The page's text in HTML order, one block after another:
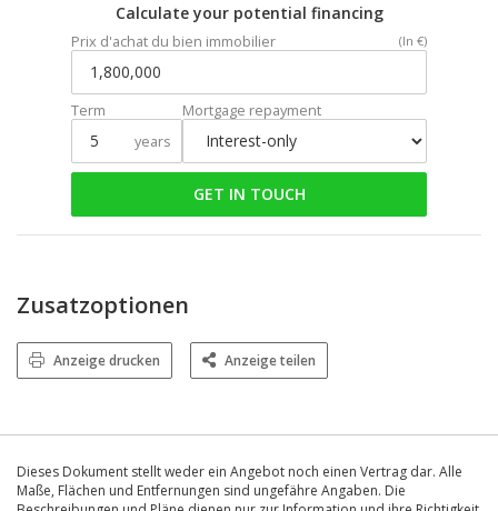
Calculate your potential financing
Prix d'achat du bien immobilier (In €)
Term
years
Mortgage repayment
GET IN TOUCH
Zusatzoptionen
Anzeige drucken Anzeige teilen
Dieses Dokument stellt weder ein Angebot noch einen Vertrag dar. Alle
Maße, Flächen und Entfernungen sind ungefähre Angaben. Die